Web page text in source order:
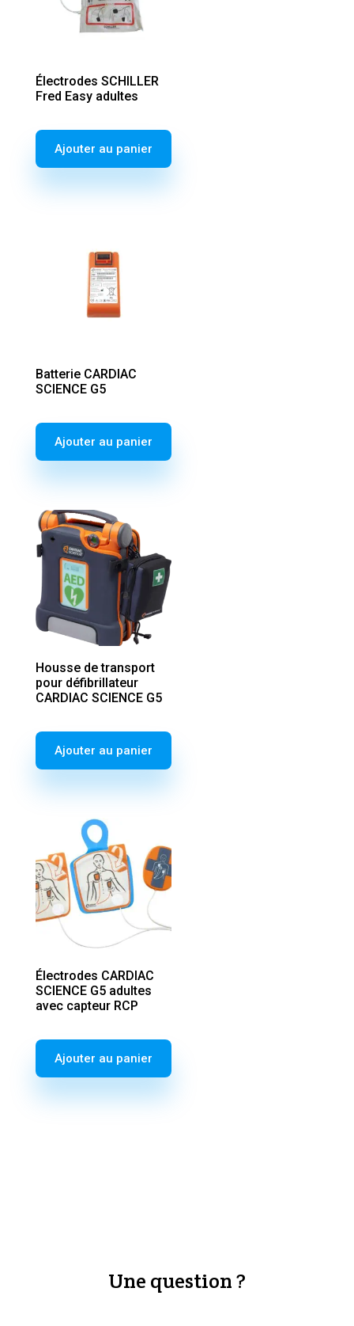
Électrodes SCHILLER
Fred Easy adultes
Ajouter au panier
Batterie CARDIAC
SCIENCE G5
Ajouter au panier
Housse de transport
pour défibrillateur
CARDIAC SCIENCE G5
Ajouter au panier
Électrodes CARDIAC
SCIENCE G5 adultes
avec capteur RCP
Ajouter au panier
Une question ?